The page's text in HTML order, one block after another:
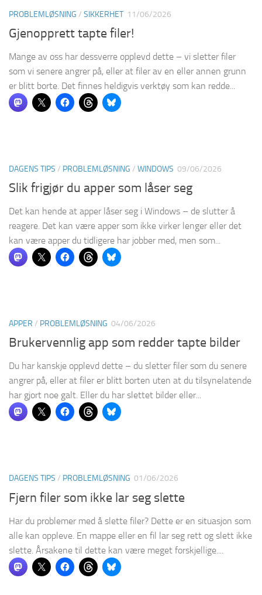
PROBLEMLØSNING / SIKKERHET 11/06/2026
Gjenopprett tapte filer!
Mange av oss har dessverre opplevd dette – vi sletter filer
som vi senere angrer på, eller at filer av en eller annen grunn
er blitt borte. Det finnes heldigvis verktøy som kan redde...
DAGENS TIPS / PROBLEMLØSNING / WINDOWS 09/06/2026
Slik frigjør du apper som låser seg
Det kan hende at apper låser seg i Windows – de slutter å
reagere. Det kan være apper som ikke virker lenger eller det
kan være apper du tidligere har jobber med, men som...
APPER / PROBLEMLØSNING 04/06/2026
Brukervennlig app som redder tapte bilder
Du har kanskje opplevd dette – du sletter filer som du senere
angrer på, eller at filer er blitt borten uten at du tilsynelatende
har gjort noe galt. Eller du har slettet bilder eller...
DAGENS TIPS / PROBLEMLØSNING 01/06/2026
Fjern filer som ikke lar seg slette
Har du problemer med å slette filer? Dette er en situasjon som
alle kan oppleve. En mappe eller en fil lar seg rett og slett ikke
slette. Årsakene til dette kan være meget forskjellige....